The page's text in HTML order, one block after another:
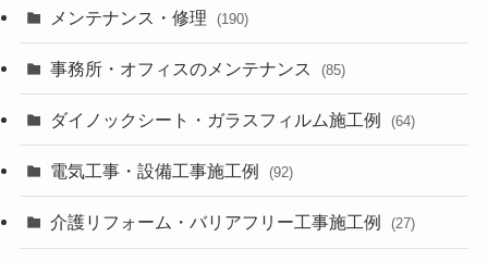
メンテナンス・修理 (190)
事務所・オフィスのメンテナンス (85)
ダイノックシート・ガラスフィルム施工例 (64)
電気工事・設備工事施工例 (92)
介護リフォーム・バリアフリー工事施工例 (27)